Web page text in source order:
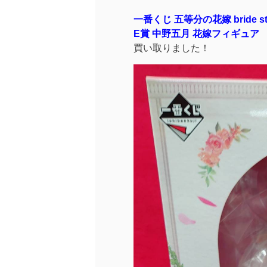
一番くじ 五等分の花嫁 bride
E賞 中野五月 花嫁フィギュア
買い取りました！